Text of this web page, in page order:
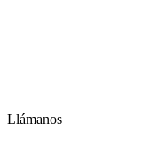
Llámanos